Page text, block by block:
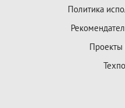
Политика
Проекты